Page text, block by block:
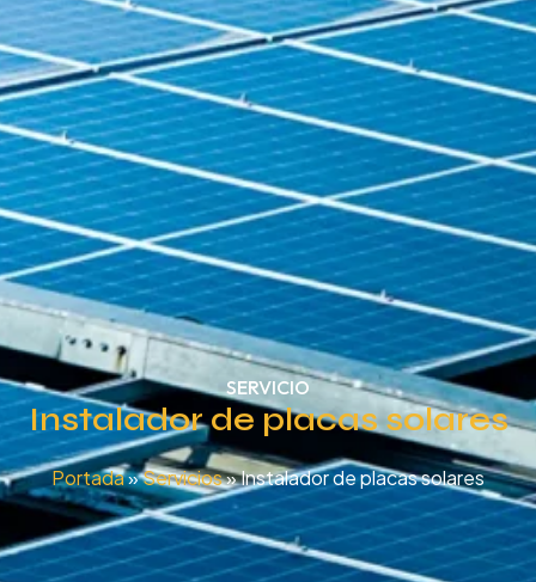
SERVICIO
Instalador de placas solares
Portada»Servicios»Instalador de placas solares